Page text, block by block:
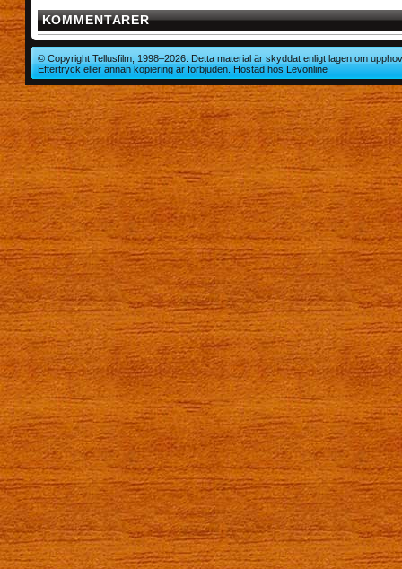
KOMMENTARER
© Copyright Tellusfilm, 1998–2026. Detta material är skyddat enligt lagen om
Eftertryck eller annan kopiering är förbjuden. Hostad hosLevonline